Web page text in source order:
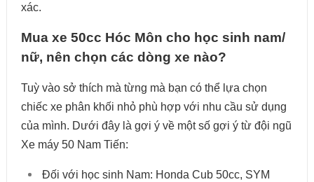
xác.
Mua xe 50cc Hóc Môn cho học sinh nam/
nữ, nên chọn các dòng xe nào?
Tuỳ vào sở thích mà từng mà bạn có thể lựa chọn
chiếc xe phân khối nhỏ phù hợp với nhu cầu sử dụng
của mình. Dưới đây là gợi ý về một số gợi ý từ đội ngũ
Xe máy 50 Nam Tiến:
Đối với học sinh Nam: Honda Cub 50cc, SYM